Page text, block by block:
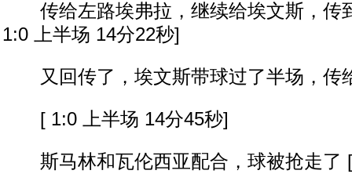
传给左路埃弗拉，继续给埃文斯，传
1:0 上半场 14分22秒]
又回传了，埃文斯带球过了半场，传
[ 1:0 上半场 14分45秒]
斯马林和瓦伦西亚配合，球被抢走了 [